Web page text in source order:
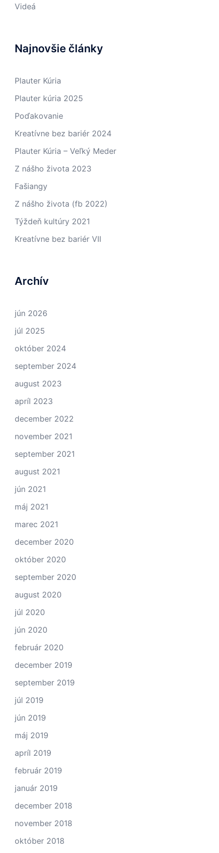
Videá
Najnovšie články
Plauter Kúria
Plauter kúria 2025
Poďakovanie
Kreatívne bez bariér 2024
Plauter Kúria – Veľký Meder
Z nášho života 2023
Fašiangy
Z nášho života (fb 2022)
Týždeň kultúry 2021
Kreatívne bez bariér VII
Archív
jún 2026
júl 2025
október 2024
september 2024
august 2023
apríl 2023
december 2022
november 2021
september 2021
august 2021
jún 2021
máj 2021
marec 2021
december 2020
október 2020
september 2020
august 2020
júl 2020
jún 2020
február 2020
december 2019
september 2019
júl 2019
jún 2019
máj 2019
apríl 2019
február 2019
január 2019
december 2018
november 2018
október 2018